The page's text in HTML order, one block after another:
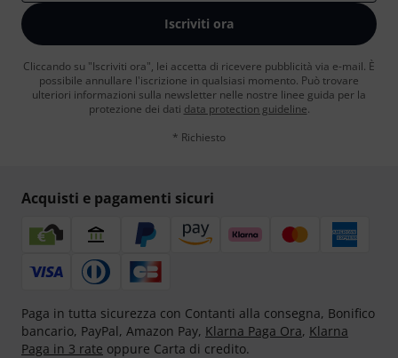
Iscriviti ora
Cliccando su "Iscriviti ora", lei accetta di ricevere pubblicità via e-mail. È
possibile annullare l'iscrizione in qualsiasi momento. Può trovare
ulteriori informazioni sulla newsletter nelle nostre linee guida per la
protezione dei dati data protection guideline.
* Richiesto
Acquisti e pagamenti sicuri
Paga in tutta sicurezza con Contanti alla consegna, Bonifico
bancario, PayPal, Amazon Pay, Klarna Paga Ora, Klarna
Paga in 3 rate oppure Carta di credito.